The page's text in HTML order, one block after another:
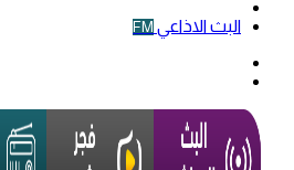
البث الاذاعي FM